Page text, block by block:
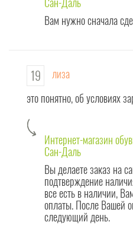
Вам нужно сначала
19 лиза
это понятно, об условиях
Интернет-магазин
Сан-Даль
Вы делаете заказ на
подтверждение
все есть в наличии,
оплаты. После Вашей
следующий день.